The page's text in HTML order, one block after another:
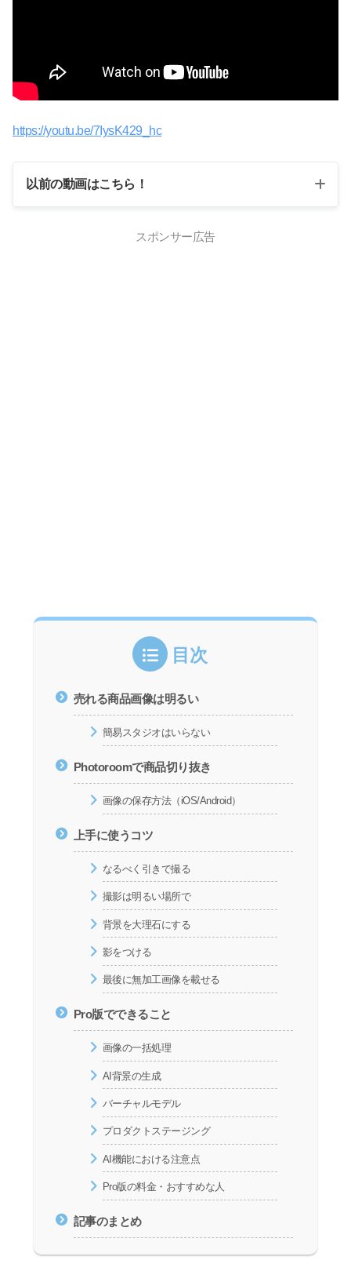
https://youtu.be/7IysK429_hc
以前の動画はこちら！
スポンサー広告
目次
売れる商品画像は明るい
簡易スタジオはいらない
Photoroomで商品切り抜き
画像の保存方法（iOS/Android）
上手に使うコツ
なるべく引きで撮る
撮影は明るい場所で
背景を大理石にする
影をつける
最後に無加工画像を載せる
Pro版でできること
画像の一括処理
AI背景の生成
バーチャルモデル
プロダクトステージング
AI機能における注意点
Pro版の料金・おすすめな人
記事のまとめ